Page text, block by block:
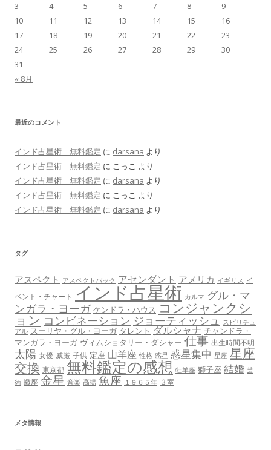
« 8月
3
4 5 6 7 8
9
10
11 12 13 14 15
16
17
18 19 20 21 22
23
24
25 26 27 28 29
30
31
最近のコメント
インド占星術 無料鑑定 に darsana より
インド占星術 無料鑑定 に こっこ より
インド占星術 無料鑑定 に darsana より
インド占星術 無料鑑定 に こっこ より
インド占星術 無料鑑定 に darsana より
タグ
アスペクト アスペクトバック アセンダント アメリカ イギリス イ
ベント・チャート インド占星術 カルマ グル・マ
ンガラ・ヨーガ ケンドラ・ハウス コンジャンクシ
ョン コンビネーション ジョーティッシュ スピリチュ
アル スーリヤ・グル・ヨーガ タレント ダルシャナ チャンドラ・
マンガラ・ヨーガ ヴィムショタリー・ダシャー 仕事 出生時間不明
太陽 女優 威厳 子供 定座 山羊座 性格 惑星 惑星集中 星座 星座
交換 東京都 無料鑑定の感想 牡羊座 獅子座 結婚 芸
術 蠍座 金星 音楽 高揚 魚座 １９６５年 ３室
メタ情報